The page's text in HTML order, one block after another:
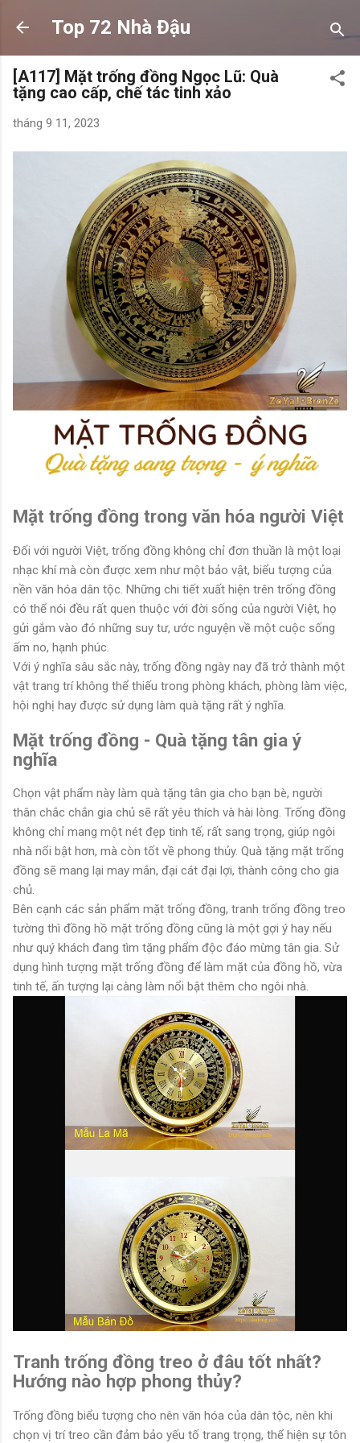
Chuyển đến nội dung chính
Top 72 Nhà Đậu
[A117] Mặt trống đồng Ngọc Lũ: Quà
tặng cao cấp, chế tác tinh xảo
tháng 9 11, 2023
Mặt trống đồng trong văn hóa người Việt
Đối với người Việt, trống đồng không chỉ đơn thuần là một loại
nhạc khí mà còn được xem như một bảo vật, biểu tượng của
nền văn hóa dân tộc. Những chi tiết xuất hiện trên trống đồng
có thể nói đều rất quen thuộc với đời sống của người Việt, họ
gửi gắm vào đó những suy tư, ước nguyện về một cuộc sống
ấm no, hạnh phúc.
Với ý nghĩa sâu sắc này, trống đồng ngày nay đã trở thành một
vật trang trí không thể thiếu trong phòng khách, phòng làm việc,
hội nghị hay được sử dụng làm quà tặng rất ý nghĩa.
Mặt trống đồng - Quà tặng tân gia ý
nghĩa
Chọn vật phẩm này làm quà tặng tân gia cho bạn bè, người
thân chắc chắn gia chủ sẽ rất yêu thích và hài lòng. Trống đồng
không chỉ mang một nét đẹp tinh tế, rất sang trọng, giúp ngôi
nhà nổi bật hơn, mà còn tốt về phong thủy. Quà tặng mặt trống
đồng sẽ mang lại may mắn, đại cát đại lợi, thành công cho gia
chủ.
Bên cạnh các sản phẩm mặt trống đồng, tranh trống đồng treo
tường thì đồng hồ mặt trống đồng cũng là một gợi ý hay nếu
như quý khách đang tìm tặng phẩm độc đáo mừng tân gia. Sử
dụng hình tượng mặt trống đồng để làm mặt của đồng hồ, vừa
tinh tế, ấn tượng lại càng làm nổi bật thêm cho ngôi nhà.
Tranh trống đồng treo ở đâu tốt nhất?
Hướng nào hợp phong thủy?
Trống đồng biểu tượng cho nên văn hóa của dân tộc, nên khi
chọn vị trí treo cần đảm bảo yếu tố trang trọng, thể hiện sự tôn